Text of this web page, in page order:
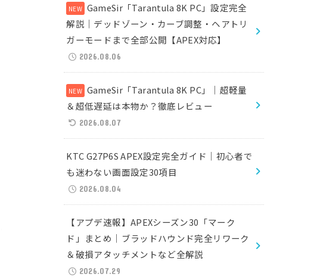
GameSir「Tarantula 8K PC」設定完全
解説｜デッドゾーン・カーブ調整・ヘアトリ
ガーモードまで全部公開【APEX対応】
2026.08.06
GameSir「Tarantula 8K PC」｜超軽量
＆超低遅延は本物か？徹底レビュー
2026.08.07
KTC G27P6S APEX設定完全ガイド｜初心者で
も迷わない画面設定30項目
2026.08.04
【アプデ速報】APEXシーズン30「マーク
ド」まとめ｜ブラッドハウンド完全リワーク
＆破損アタッチメントなど全解説
2026.07.29